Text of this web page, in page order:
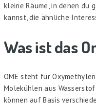
kleine Räume, in denen du
kannst, die ähnliche
Was ist das
OME steht für
Molekühlen aus
können auf Basis